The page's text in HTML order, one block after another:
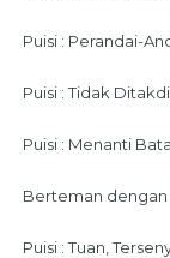
Puisi : Perandai-
Puisi : Tidak
Puisi : Menanti
Berteman dengan
Puisi : Tuan,